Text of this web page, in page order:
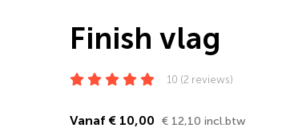
Finish vlag
10 (2 reviews)
Vanaf € 10,00 € 12,10 incl.btw